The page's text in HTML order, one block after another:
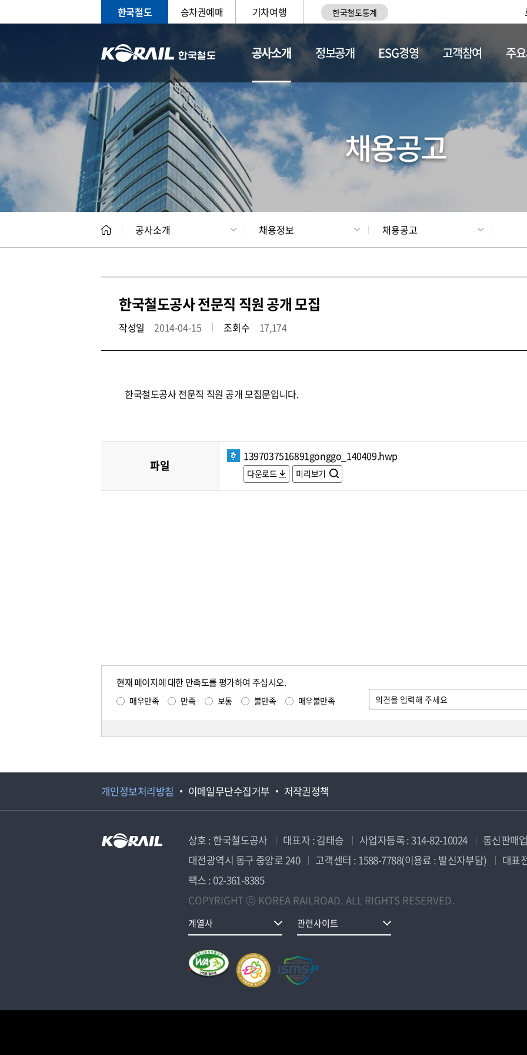
한국철도 승차권예매 기차여행 한국철도통계
공사소개
CEO 일반현황 채용정보
정보공개 ESG경영 고객참여 주
채용공고
공사소개 채용정보 채용공고
한국철도공사 전문직 직원 공개 모집
작성일 2014-04-15 조회수 17,174
한국철도공사 전문직 직원 공개 모집문입니다.
파일
1397037516891gonggo_140409.hwp
다운로드 미리보기
현재 페이지에 대한 만족도를 평가하여 주십시오.
매우만족 만족 보통 불만족 매우불만족
개인정보처리방침 이메일무단수집거부 저작권정책
상호 : 한국철도공사 대표자 : 김태승 사업자등록 : 314-82-10024
통신판매
대전광역시 동구 중앙로 240
고객센터 : 1588-7788(이용료 : 발신자부담)
대표
팩스 : 02-361-8385
COPYRIGHT ⓒ KOREA RAILROAD. ALL RIGHTS RESERVED.
계열사 관련사이트